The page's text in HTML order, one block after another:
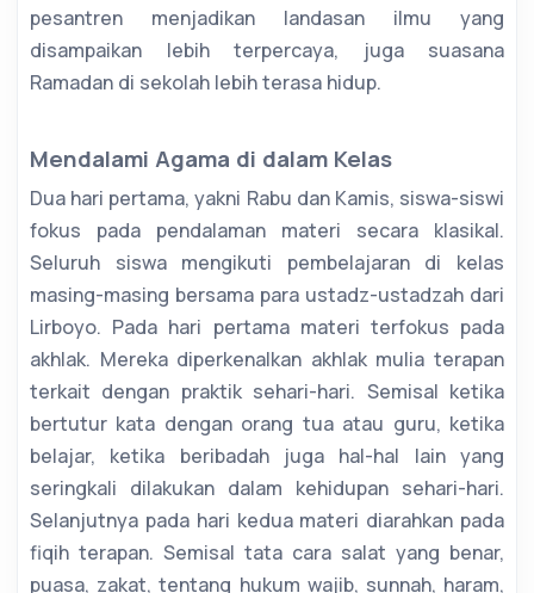
pesantren menjadikan landasan ilmu yang
disampaikan lebih terpercaya, juga suasana
Ramadan di sekolah lebih terasa hidup.
Mendalami Agama di dalam Kelas
Dua hari pertama, yakni Rabu dan Kamis, siswa-siswi
fokus pada pendalaman materi secara klasikal.
Seluruh siswa mengikuti pembelajaran di kelas
masing-masing bersama para ustadz-ustadzah dari
Lirboyo. Pada hari pertama materi terfokus pada
akhlak. Mereka diperkenalkan akhlak mulia terapan
terkait dengan praktik sehari-hari. Semisal ketika
bertutur kata dengan orang tua atau guru, ketika
belajar, ketika beribadah juga hal-hal lain yang
seringkali dilakukan dalam kehidupan sehari-hari.
Selanjutnya pada hari kedua materi diarahkan pada
fiqih terapan. Semisal tata cara salat yang benar,
puasa, zakat, tentang hukum wajib, sunnah, haram,